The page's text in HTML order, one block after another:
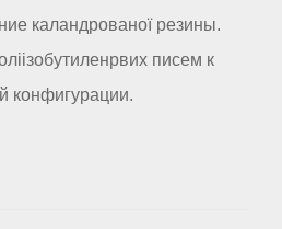
каландрованої резины.
писем к
конфигурации.